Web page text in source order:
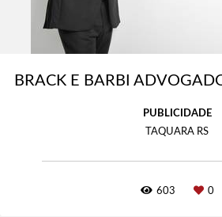
BRACK E BARBI
PUBLICIDADE
TAQUARA RS
603 0